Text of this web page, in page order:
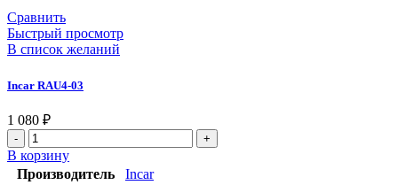
Сравнить
Быстрый просмотр
В список желаний
Incar RAU4-03
1 080 ₽
В корзину
Производитель
Incar